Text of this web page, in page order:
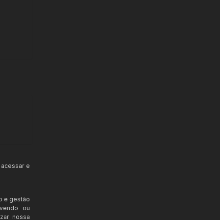
e
e gestão
ou
nossa